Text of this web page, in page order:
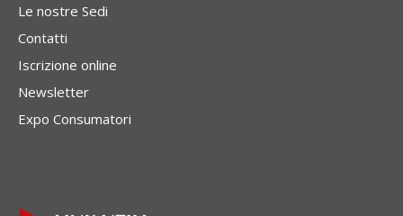
Le nostre Sedi
Contatti
Iscrizione online
Newsletter
Expo Consumatori